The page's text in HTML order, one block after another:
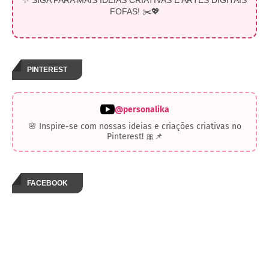
FOFAS! ✂️💖
PINTEREST
@personalika
🌸 Inspire-se com nossas ideias e criações criativas no
Pinterest! 🎀📌
FACEBOOK